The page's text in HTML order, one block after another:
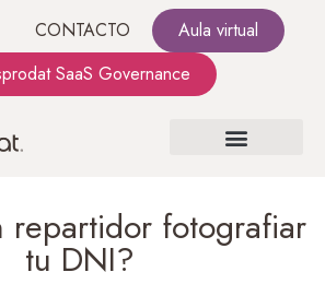
CONTACTO
Aula virtual
SaaS Governance
repartidor fotografiar
tu DNI?